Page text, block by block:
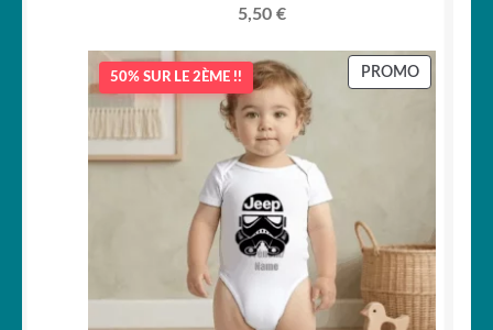
5,50 €
50% SUR LE 2ÈME !! PROMOPRODUIT